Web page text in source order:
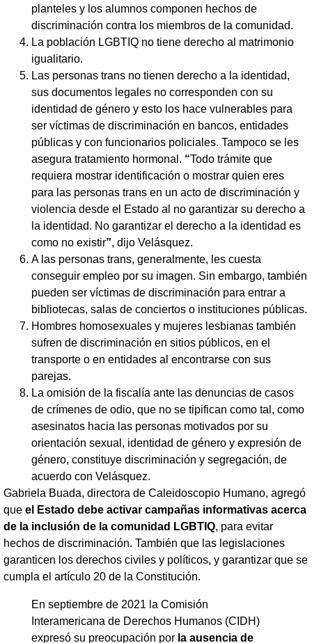
planteles y los alumnos componen hechos de
discriminación contra los miembros de la comunidad.
La población LGBTIQ no tiene derecho al matrimonio
igualitario.
Las personas trans no tienen derecho a la identidad,
sus documentos legales no corresponden con su
identidad de género y esto los hace vulnerables para
ser víctimas de discriminación en bancos, entidades
públicas y con funcionarios policiales. Tampoco se les
asegura tratamiento hormonal. “Todo trámite que
requiera mostrar identificación o mostrar quien eres
para las personas trans en un acto de discriminación y
violencia desde el Estado al no garantizar su derecho a
la identidad. No garantizar el derecho a la identidad es
como no existir”, dijo Velásquez.
A las personas trans, generalmente, les cuesta
conseguir empleo por su imagen. Sin embargo, también
pueden ser víctimas de discriminación para entrar a
bibliotecas, salas de conciertos o instituciones públicas.
Hombres homosexuales y mujeres lesbianas también
sufren de discriminación en sitios públicos, en el
transporte o en entidades al encontrarse con sus
parejas.
La omisión de la fiscalía ante las denuncias de casos
de crímenes de odio, que no se tipifican como tal, como
asesinatos hacia las personas motivados por su
orientación sexual, identidad de género y expresión de
género, constituye discriminación y segregación, de
acuerdo con Velásquez.
Gabriela Buada, directora de Caleidoscopio Humano, agregó
que el Estado debe activar campañas informativas acerca
de la inclusión de la comunidad LGBTIQ, para evitar
hechos de discriminación. También que las legislaciones
garanticen los derechos civiles y políticos, y garantizar que se
cumpla el artículo 20 de la Constitución.
En septiembre de 2021 la Comisión
Interamericana de Derechos Humanos (CIDH)
expresó su preocupación por la ausencia de